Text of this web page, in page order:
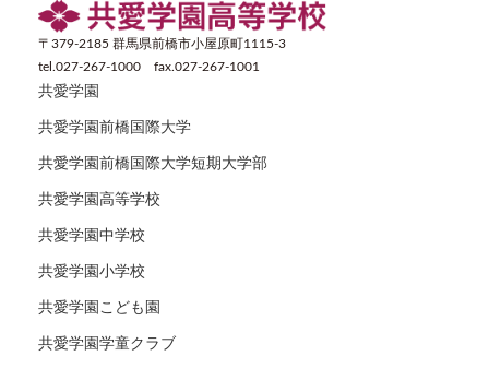
〒379-2185 群馬県前橋市小屋原町1115-3
tel.027-267-1000 fax.027-267-1001
共愛学園
共愛学園前橋国際大学
共愛学園前橋国際大学短期大学部
共愛学園高等学校
共愛学園中学校
共愛学園小学校
共愛学園こども園
共愛学園学童クラブ